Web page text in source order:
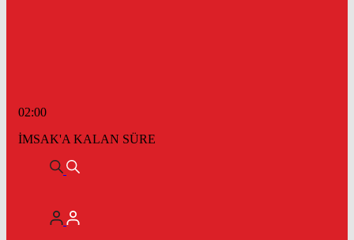
02:00
İMSAK'A KALAN SÜRE